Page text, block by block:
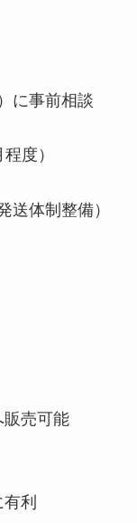
に事前相談
度）
送体制整備）
販売可能
利